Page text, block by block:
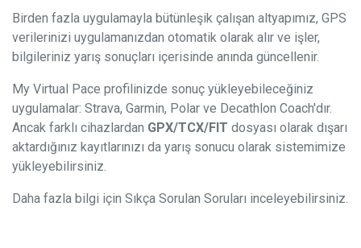
Birden fazla uygulamayla bütünleşik çalışan altyapımız, GPS
verilerinizi uygulamanızdan otomatik olarak alır ve işler,
bilgileriniz yarış sonuçları içerisinde anında güncellenir.
My Virtual Pace profilinizde sonuç yükleyebileceğiniz
uygulamalar: Strava, Garmin, Polar ve Decathlon Coach'dır.
Ancak farklı cihazlardan GPX/TCX/FIT dosyası olarak dışarı
aktardığınız kayıtlarınızı da yarış sonucu olarak sistemimize
yükleyebilirsiniz.
Daha fazla bilgi için Sıkça Sorulan Soruları inceleyebilirsiniz.